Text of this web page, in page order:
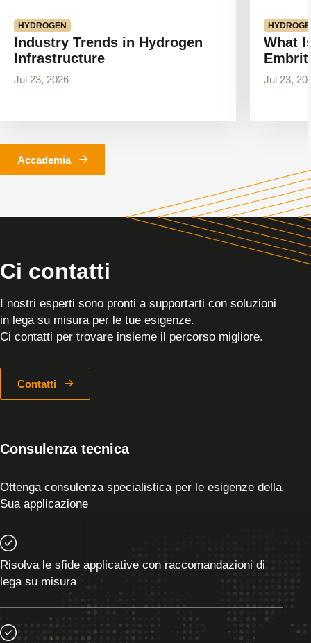
HYDROGEN
Industry Trends in Hydrogen
Infrastructure
Jul 23, 2026
What
Jul 23,
Accademia
Ci contatti
I nostri esperti sono pronti a supportarti con soluzioni
in lega su misura per le tue esigenze.
Ci contatti per trovare insieme il percorso migliore.
Contatti
Consulenza tecnica
Ottenga consulenza specialistica per le esigenze della
Sua applicazione
Risolva le sfide applicative con raccomandazioni di
lega su misura